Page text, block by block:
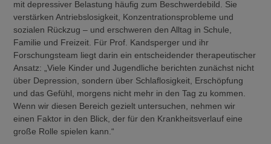
mit depressiver Belastung häufig zum Beschwerdebild. Sie
verstärken Antriebslosigkeit, Konzentrationsprobleme und
sozialen Rückzug – und erschweren den Alltag in Schule,
Familie und Freizeit. Für Prof. Kandsperger und ihr
Forschungsteam liegt darin ein entscheidender therapeutischer
Ansatz: „Viele Kinder und Jugendliche berichten zunächst nicht
über Depression, sondern über Schlaflosigkeit, Erschöpfung
und das Gefühl, morgens nicht mehr in den Tag zu kommen.
Wenn wir diesen Bereich gezielt untersuchen, nehmen wir
einen Faktor in den Blick, der für den Krankheitsverlauf eine
große Rolle spielen kann.“